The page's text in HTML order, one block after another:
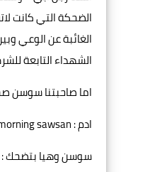
الضحكة التي كانت
الغائبة عن الوعي
الشهداء التابعة
اما صاحبتنا سوسن
ادم : good morning sawsan
سوسن وهيا بتضحك